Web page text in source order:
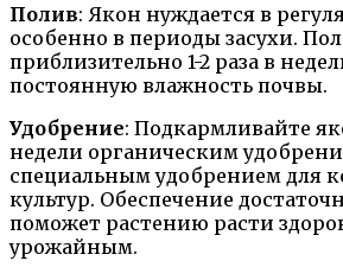
Полив: Якон нуждается в
особенно в периоды засухи.
приблизительно 1-2 раза в
постоянную влажность почвы.
Удобрение: Подкармливайте
недели органическим
специальным удобрением для
культур. Обеспечение
поможет растению расти
урожайным.